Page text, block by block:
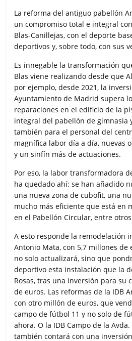
La reforma del antiguo pabellón
un compromiso total e integral
Blas-Canillejas, con el deporte
deportivos y, sobre todo, con sus
Es innegable la transformación
Blas viene realizando desde que
por ejemplo, desde 2021, la
Ayuntamiento de Madrid supera
reparaciones en el edificio de la
integral del pabellón de gimnasia
también para el personal del
magnífica labor día a día, nuevas
y un sinfín más de actuaciones.
Por eso, la labor transformadora
ha quedado ahí: se han añadido
una nueva zona de cubofit, una
mucho más eficiente que está en
en el Pabellón Circular, entre
A esto responde la remodelación
Antonio Mata, con 5,7 millones
no solo actualizará, sino que
deportivo esta instalación que la
Rosas, tras una inversión para su
de euros. Las reformas de la IDB
con otro millón de euros, que
campo de fútbol 11 y no solo de
ahora. O la IDB Campo de la
también contará con una